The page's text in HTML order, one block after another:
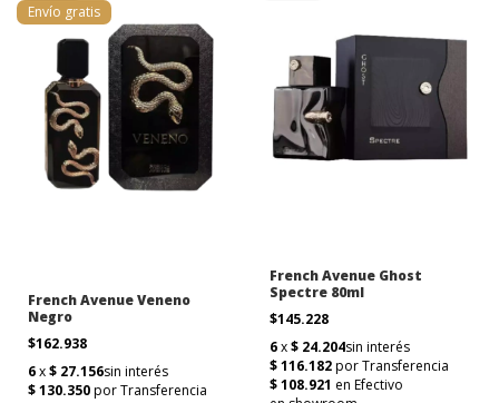
Envío gratis
French Avenue Veneno
Negro
$162.938
French Avenue Ghost
Spectre 80ml
$145.228